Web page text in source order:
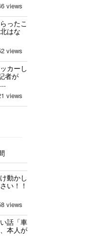
views
ったこ
はな
views
カーし
者が
views
動かし
い！！
views
話「車
本人が